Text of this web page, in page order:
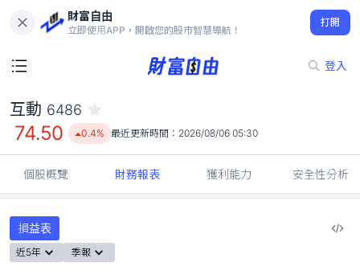
財富自由
立即使用APP，開啟您的股市智慧導航！
打開
登入
74.50
0.4%
互動 6486
74.50 0.4% 最近更新時間： 2026/08/06 05:30
個股概覽 財務報表 獲利能力 安全性分析
損益表
近5年 季報